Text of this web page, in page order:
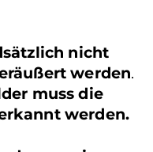
nicht
werden.
muss die
werden.